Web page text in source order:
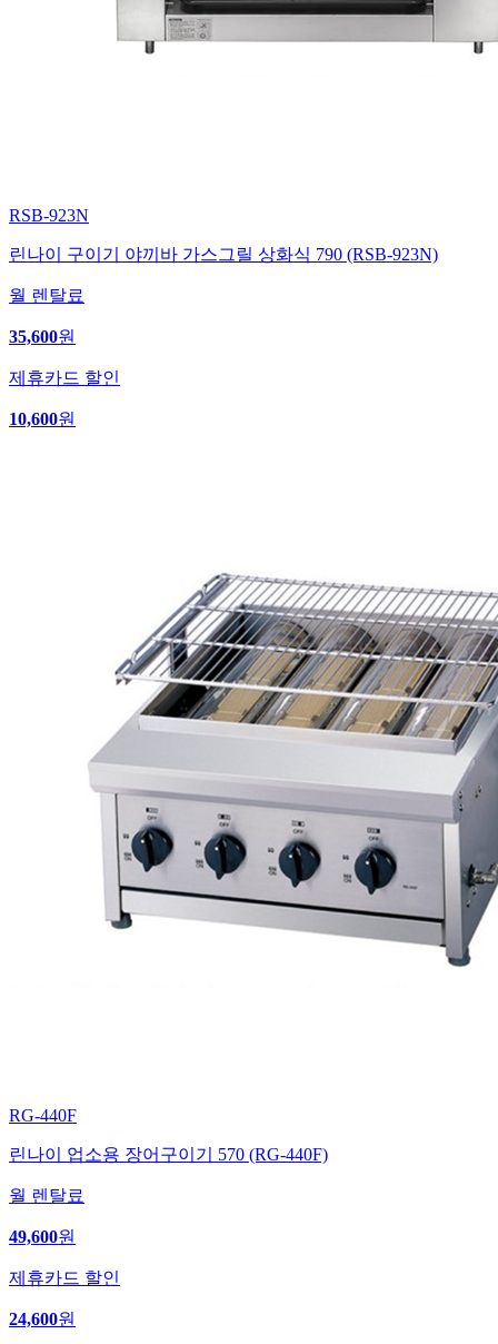
RSB-923N
린나이 구이기 야끼바 가스그릴 상화식 790 (RSB-923N)
월 렌탈료
35,600원
제휴카드 할인
10,600원
RG-440F
린나이 업소용 장어구이기 570 (RG-440F)
월 렌탈료
49,600원
제휴카드 할인
24,600원